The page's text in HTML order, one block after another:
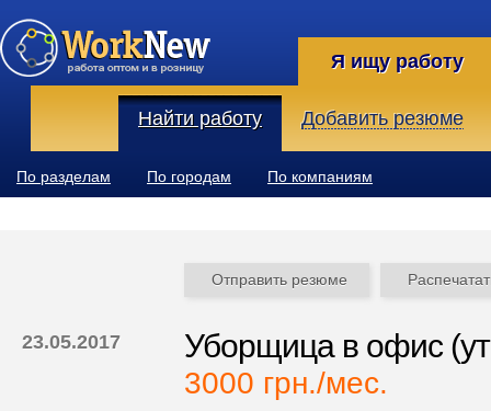
Я ищу работу
Найти работу Добавить резюме
По разделам По городам По компаниям
Отправить резюме
23.05.2017 Уборщица в офис
3000 грн./мес.